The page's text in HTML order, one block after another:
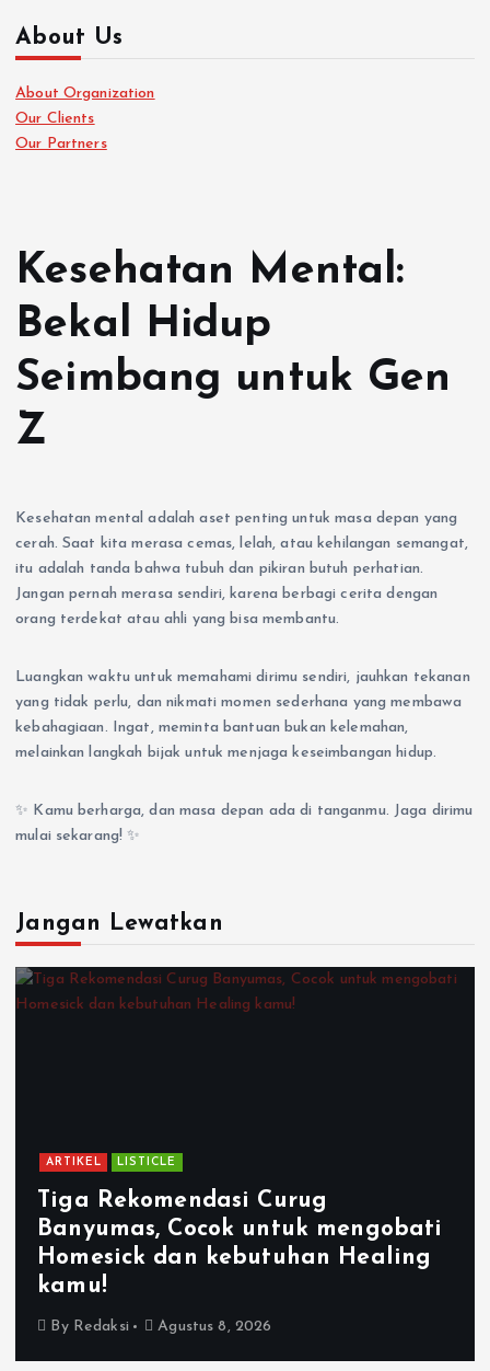
About Us
About Organization
Our Clients
Our Partners
Kesehatan Mental:
Bekal Hidup
Seimbang untuk Gen
Z
Kesehatan mental adalah aset penting untuk masa depan yang
cerah. Saat kita merasa cemas, lelah, atau kehilangan semangat,
itu adalah tanda bahwa tubuh dan pikiran butuh perhatian.
Jangan pernah merasa sendiri, karena berbagi cerita dengan
orang terdekat atau ahli yang bisa membantu.
Luangkan waktu untuk memahami dirimu sendiri, jauhkan tekanan
yang tidak perlu, dan nikmati momen sederhana yang membawa
kebahagiaan. Ingat, meminta bantuan bukan kelemahan,
melainkan langkah bijak untuk menjaga keseimbangan hidup.
✨ Kamu berharga, dan masa depan ada di tanganmu. Jaga dirimu
mulai sekarang! ✨
Jangan Lewatkan
ARTIKEL LISTICLE
Tiga Rekomendasi Curug
Banyumas, Cocok untuk mengobati
Homesick dan kebutuhan Healing
kamu!
By Redaksi Agustus 8, 2026